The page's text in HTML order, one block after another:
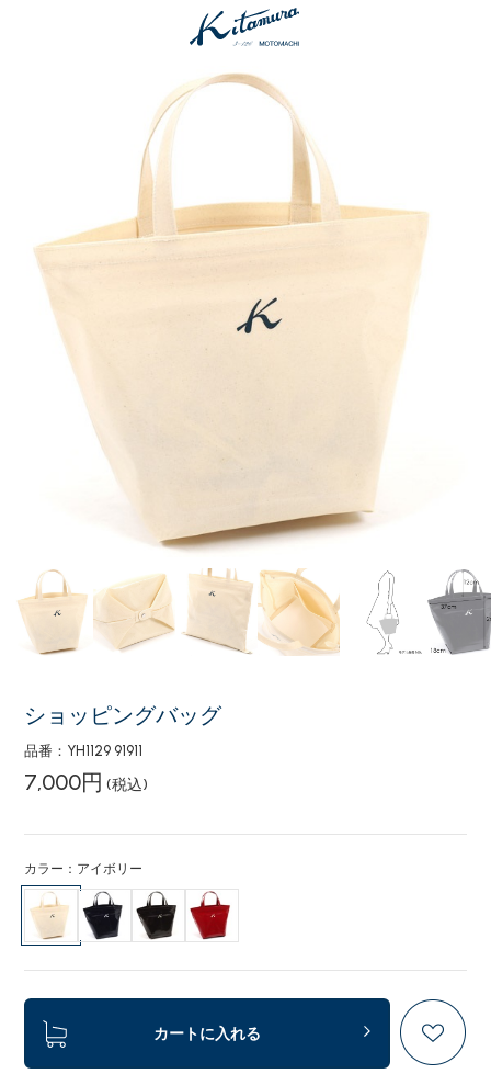
ショッピングバッグ
品番：YH1129 91911
7,000円 (税込)
カラー：アイボリー
カートに入れる